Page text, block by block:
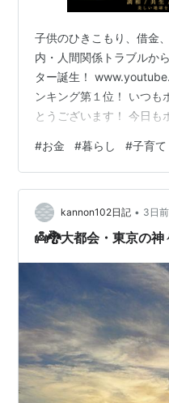
子供のひきこもり、借金
内・人間関係トラブルか
ター誕生！
ンキング第１位！ いつも
とうございます！ 今日も
り ！ ◆ 世 界 を 変 え る
美樹ブログは今すぐ！以
(^^♪ ameblo.jp ◆今日の
の生き方～ - Vol.454 - （
章…
#お金 #暮らし #子育て
kannon102日記 • 3日前
👼🐉大都会・東京の